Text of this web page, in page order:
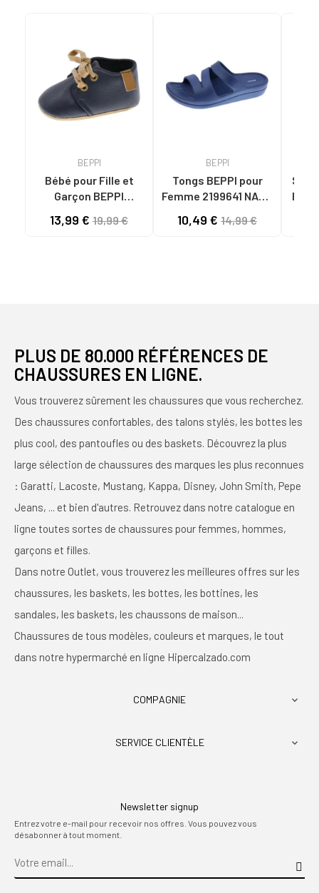
BEPPI
Bébé pour Fille et
Garçon BEPPI
13,99 € 19,99 €
BEPPI
Tongs BEPPI pour
Femme 2199641 NAVY
10,49 € 14,99 €
PLUS DE 80.000 RÉFÉRENCES DE
CHAUSSURES EN LIGNE.
Vous trouverez sûrement les chaussures que vous recherchez.
Des chaussures confortables, des talons stylés, les bottes les
plus cool, des pantoufles ou des baskets. Découvrez la plus
large sélection de chaussures des marques les plus reconnues
: Garatti, Lacoste, Mustang, Kappa, Disney, John Smith, Pepe
Jeans, ... et bien d'autres. Retrouvez dans notre catalogue en
ligne toutes sortes de chaussures pour femmes, hommes,
garçons et filles.
Dans notre Outlet, vous trouverez les meilleures offres sur les
chaussures, les baskets, les bottes, les bottines, les
sandales, les baskets, les chaussons de maison...
Chaussures de tous modèles, couleurs et marques, le tout
dans notre hypermarché en ligne Hipercalzado.com
COMPAGNIE 
SERVICE CLIENTÈLE 
Newsletter signup
Entrez votre e-mail pour recevoir nos offres. Vous pouvez vous
désabonner à tout moment.